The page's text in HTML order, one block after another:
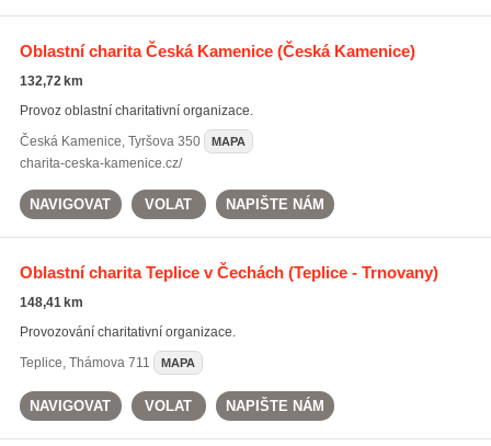
Oblastní charita Česká Kamenice(Česká Kamenice)
132,72 km
Provoz oblastní charitativní organizace.
Česká Kamenice, Tyršova 350 MAPA
charita-ceska-kamenice.cz/
NAVIGOVAT VOLAT NAPIŠTE NÁM
Oblastní charita Teplice v Čechách(Teplice - Trnovany)
148,41 km
Provozování charitativní organizace.
Teplice, Thámova 711 MAPA
NAVIGOVAT VOLAT NAPIŠTE NÁM